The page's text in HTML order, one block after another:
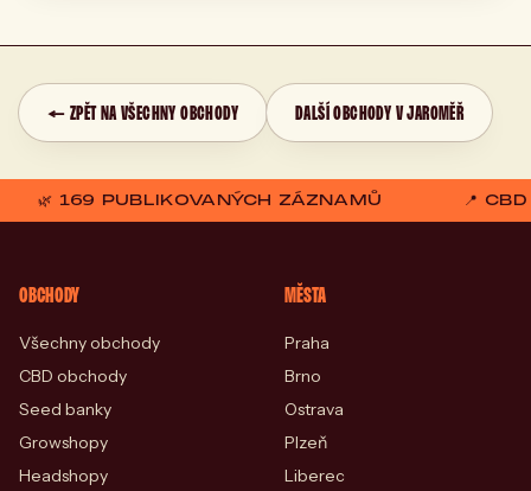
← ZPĚT NA VŠECHNY OBCHODY DALŠÍ OBCHODY V JAROMĚŘ
🌿 169 PUBLIKOVANÝCH ZÁZNAMŮ 📍
OBCHODY
Všechny obchody
CBD obchody
Seed banky
Growshopy
Headshopy
MĚSTA
Praha
Brno
Ostrava
Plzeň
Liberec